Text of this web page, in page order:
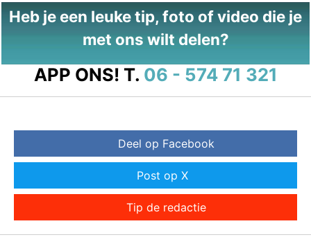
Heb je een leuke tip, foto of video die je
met ons wilt delen?
APP ONS! T. 06 - 574 71 321
Deel op Facebook
Post op X
Tip de redactie